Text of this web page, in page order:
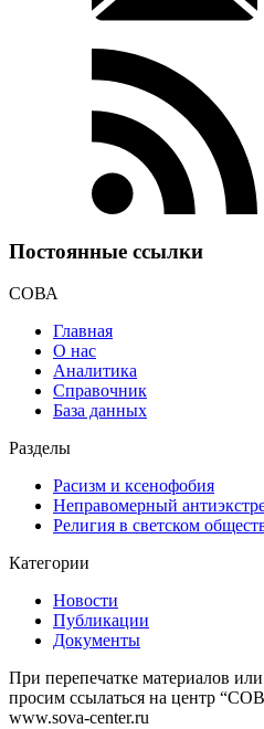
Постоянные ссылки
СОВА
Главная
О нас
Аналитика
Справочник
База данных
Разделы
Расизм и ксенофобия
Неправомерный
Религия в светском
Категории
Новости
Публикации
Документы
При перепечатке материалов
просим ссылаться на центр
www.sova-center.ru